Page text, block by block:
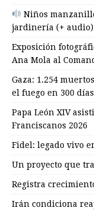
Niños
jardinería (+ audio)
Exposición
Ana Mola al
Gaza: 1.254
el fuego en 300 días
Papa León XIV
Franciscanos 2026
Fidel: legado vivo
Un proyecto que
Registra
Irán condiciona